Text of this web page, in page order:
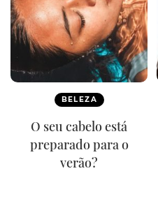
BELEZA
O seu cabelo está
preparado para o
verão?